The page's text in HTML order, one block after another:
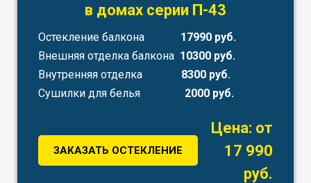
в домах серии П-43
Остекление балкона 17990 руб.
Внешняя отделка балкона 10300 руб.
Внутренняя отделка 8300 руб.
Сушилки для белья 2000 руб.
ЗАКАЗАТЬ ОСТЕКЛЕНИЕ
Цена: от
17 990
руб.